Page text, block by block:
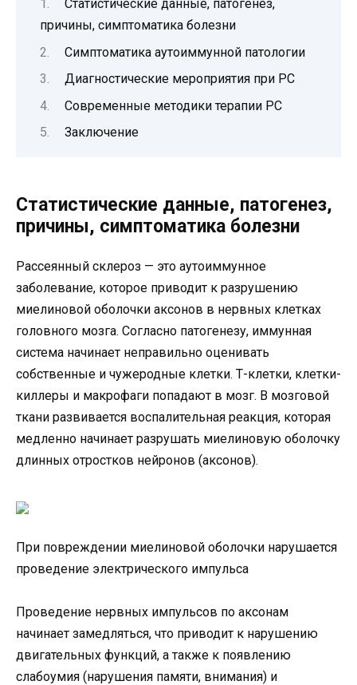
Статистические данные, патогенез,
причины, симптоматика болезни
Симптоматика аутоиммунной патологии
Диагностические мероприятия при РС
Современные методики терапии РС
Заключение
Статистические данные, патогенез,
причины, симптоматика болезни
Рассеянный склероз — это аутоиммунное
заболевание, которое приводит к разрушению
миелиновой оболочки аксонов в нервных клетках
головного мозга. Согласно патогенезу, иммунная
система начинает неправильно оценивать
собственные и чужеродные клетки. Т-клетки, клетки-
киллеры и макрофаги попадают в мозг. В мозговой
ткани развивается воспалительная реакция, которая
медленно начинает разрушать миелиновую оболочку
длинных отростков нейронов (аксонов).
При повреждении миелиновой оболочки нарушается
проведение электрического импульса
Проведение нервных импульсов по аксонам
начинает замедляться, что приводит к нарушению
двигательных функций, а также к появлению
слабоумия (нарушения памяти, внимания) и